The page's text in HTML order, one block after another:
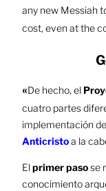
any new Messiah
cost, even at the
«De hecho, el
cuatro partes
implementación
Anticristoa la
Elprimer pasose
conocimiento